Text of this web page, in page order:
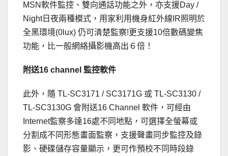
MSN軟件監控、雙向通話功能之外，亦支援Day /
Night日夜兩種模式，用家利用機身紅外線IR照明於
全黑環境(0lux) 仍可清楚監察!更支援10倍數碼變焦
功能，比一般網絡攝影機高出６倍！
附送16 channel 監控軟件
此外，隨 TL-SC3171 / SC3171G 或 TL-SC3130 /
TL-SC3130G 會附送16 Channel 軟件，可經由
Internet監察多達16處不同地點，可選擇全螢幕或
分割成不同形態畫面監察，支援聲畫同步監控及錄
影、硬碟儲存容量顯示，更可作預校不同時段錄